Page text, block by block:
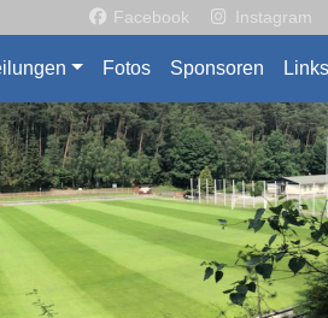
Facebook Instagram
Fotos Sponsoren Links